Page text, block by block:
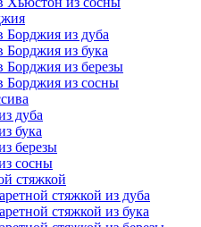
из дуба
из бука
из березы
Борджия из сосны
дуба
бука
березы
сосны
стяжкой
стяжкой из дуба
стяжкой из бука